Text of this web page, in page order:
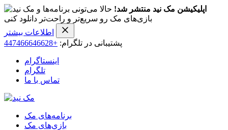
اپلیکیشن مک نید منتشر شد! حالا می‌تونی برنامه‌ها و
بازی‌های مک رو سریع‌تر و راحت‌تر دانلود کنی
اطلاعات بیشتر
پشتیبانی در تلگرام: +447466646628
اینستاگرام
تلگرام
تماس با ما
برنامه‌های مک
بازی‌های مک